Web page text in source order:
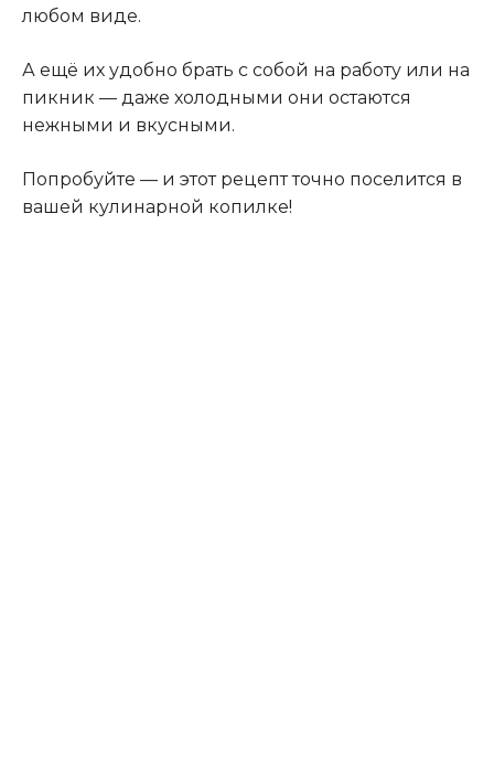
любом виде.
А ещё их удобно брать с собой на работу или на
пикник — даже холодными они остаются
нежными и вкусными.
Попробуйте — и этот рецепт точно поселится в
вашей кулинарной копилке!